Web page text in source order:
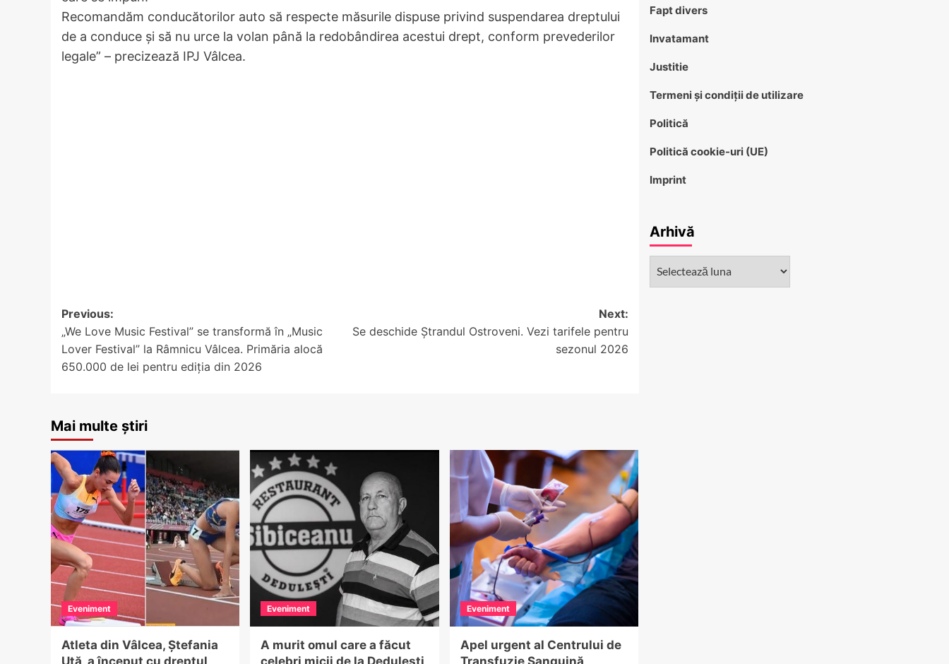
Recomandăm conducătorilor auto să respecte măsurile dispuse privind suspendarea dreptului
de a conduce și să nu urce la volan până la redobândirea acestui drept, conform prevederilor
legale” – precizează IPJ Vâlcea.
Post
navigation
Previous:
„We Love Music Festival” se transformă în „Music
Lover Festival” la Râmnicu Vâlcea. Primăria alocă
650.000 de lei pentru ediția din 2026
Next:
Se deschide Ștrandul Ostroveni. Vezi tarifele pentru
sezonul 2026
Mai multe știri
Eveniment
Atleta din Vâlcea, Ștefania
Uță, a început cu dreptul
Eveniment
A murit omul care a făcut
celebri micii de la Dedulești
Eveniment
Apel urgent al Centrului de
Transfuzie Sanguină
Fapt divers
Invatamant
Justitie
Termeni și condiții de utilizare
Politică
Politică cookie-uri (UE)
Imprint
Arhivă